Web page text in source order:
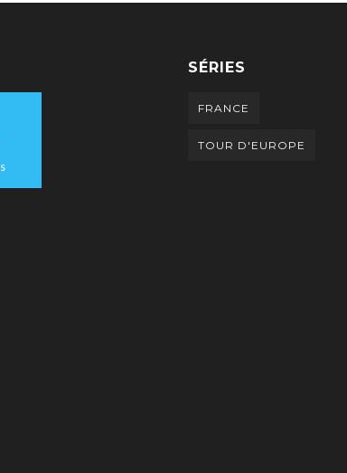
SÉRIES
FRANCE
TOUR D'EUROPE